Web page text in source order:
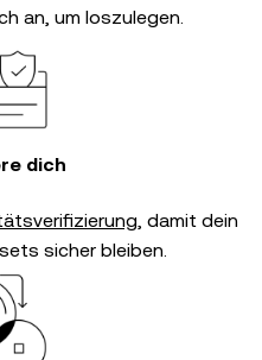
an, um loszulegen.
dich
, damit dein
sicher bleiben.